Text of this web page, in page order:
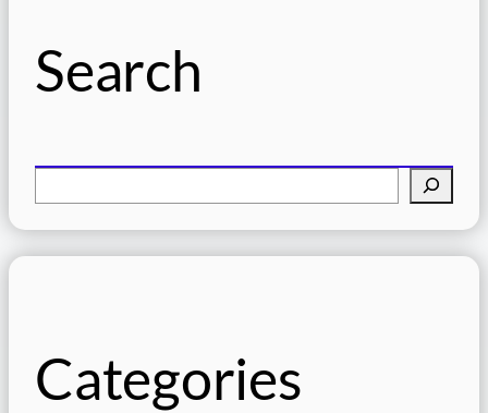
Search
索
Categories